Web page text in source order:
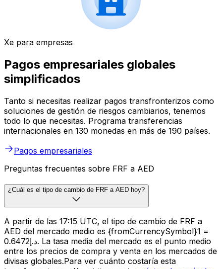
Xe para empresas
Pagos empresariales globales
simplificados
Tanto si necesitas realizar pagos transfronterizos como
soluciones de gestión de riesgos cambiarios, tenemos
todo lo que necesitas. Programa transferencias
internacionales en 130 monedas en más de 190 países.
Pagos empresariales
Preguntas frecuentes sobre FRF a AED
¿Cuál es el tipo de cambio de FRF a AED hoy?
A partir de las 17:15 UTC, el tipo de cambio de FRF a
AED del mercado medio es {fromCurrencySymbol}1 =
د.إ0.6472. La tasa media del mercado es el punto medio
entre los precios de compra y venta en los mercados de
divisas globales.Para ver cuánto costaría esta